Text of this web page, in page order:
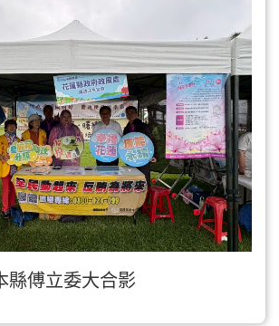
縣傅立委大合影